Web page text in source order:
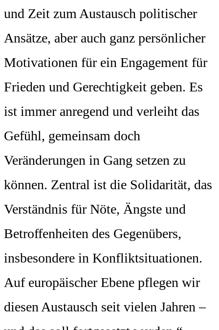
und Zeit zum Austausch politischer
Ansätze, aber auch ganz persönlicher
Motivationen für ein Engagement für
Frieden und Gerechtigkeit geben. Es
ist immer anregend und verleiht das
Gefühl, gemeinsam doch
Veränderungen in Gang setzen zu
können. Zentral ist die Solidarität, das
Verständnis für Nöte, Ängste und
Betroffenheiten des Gegenübers,
insbesondere in Konfliktsituationen.
Auf europäischer Ebene pflegen wir
diesen Austausch seit vielen Jahren –